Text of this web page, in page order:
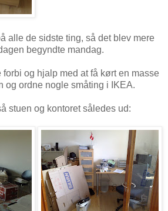
alle de sidste ting, så det blev mere
begyndte mandag.
forbi og hjalp med at få kørt en masse
og ordne nogle småting i IKEA.
stuen og kontoret således ud: